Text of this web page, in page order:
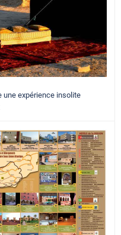
une expérience insolite